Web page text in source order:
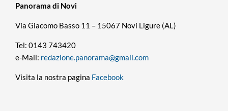
Panorama di Novi
Via Giacomo Basso 11 – 15067 Novi Ligure (AL)
Tel: 0143 743420
e-Mail: redazione.panorama@gmail.com
Visita la nostra pagina Facebook